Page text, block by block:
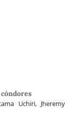
Uchiri, Jheremy